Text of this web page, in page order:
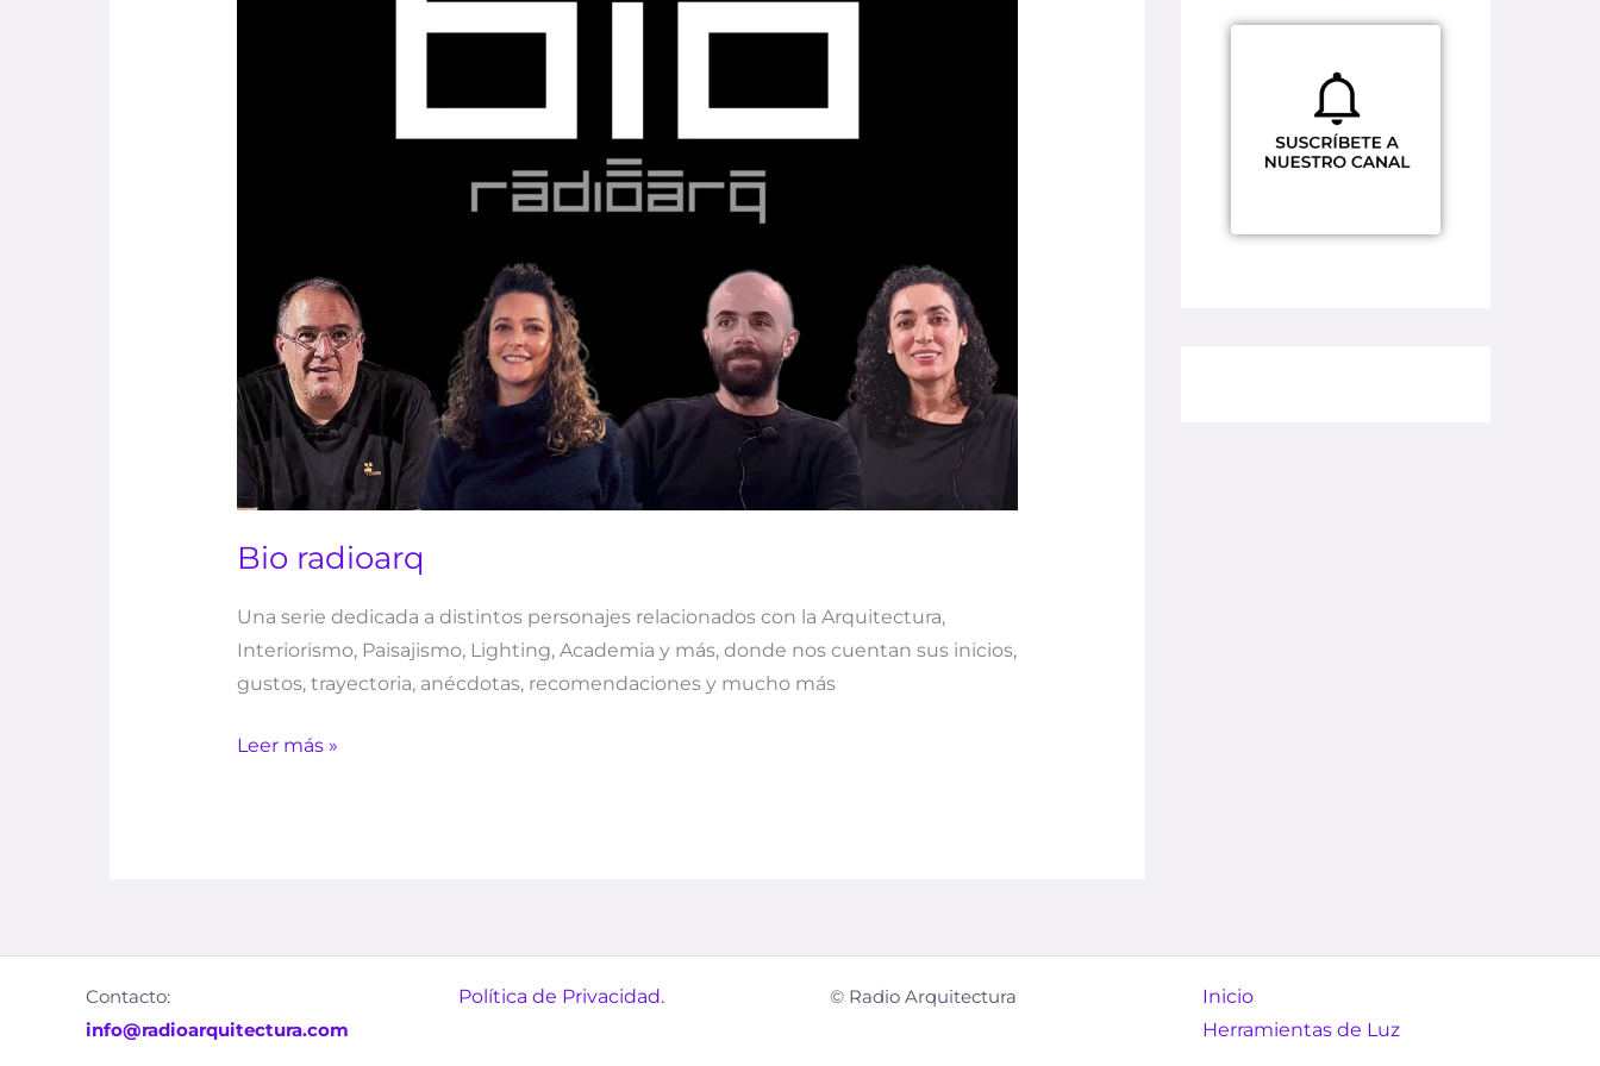
Bio radioarq
Una serie dedicada a distintos personajes relacionados con la Arquitectura,
Interiorismo, Paisajismo, Lighting, Academia y más, donde nos cuentan sus inicios,
gustos, trayectoria, anécdotas, recomendaciones y mucho más
Leer más »
Contacto:
info@radioarquitectura.com
Política de Privacidad. © Radio Arquitectura
Inicio
Herramientas de Luz